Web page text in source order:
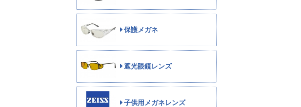
保護メガネ
遮光眼鏡レンズ
子供用メガネレンズ